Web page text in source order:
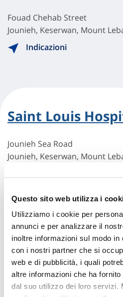
Questo sito web utilizza i
Utilizziamo i cookie per
annunci e per analizzare il
inoltre informazioni sul modo
con i nostri partner che si
web e di pubblicità, i quali
altre informazioni che ha
dal suo utilizzo dei loro servizi.
Fouad Chehab Street
Jounieh, Keserwan, Mount
Indicazioni
Saint Louis
Jounieh Sea Road
Jounieh, Keserwan, Mount